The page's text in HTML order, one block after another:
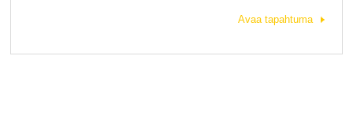
Avaa tapahtuma